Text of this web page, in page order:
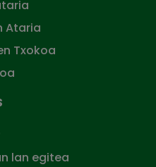
Ataria
Txokoa
lan egitea